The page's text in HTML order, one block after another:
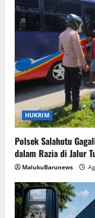
HUKRIM
Polsek Salahutu
dalam Razia di Jalur
MalukuBarunews